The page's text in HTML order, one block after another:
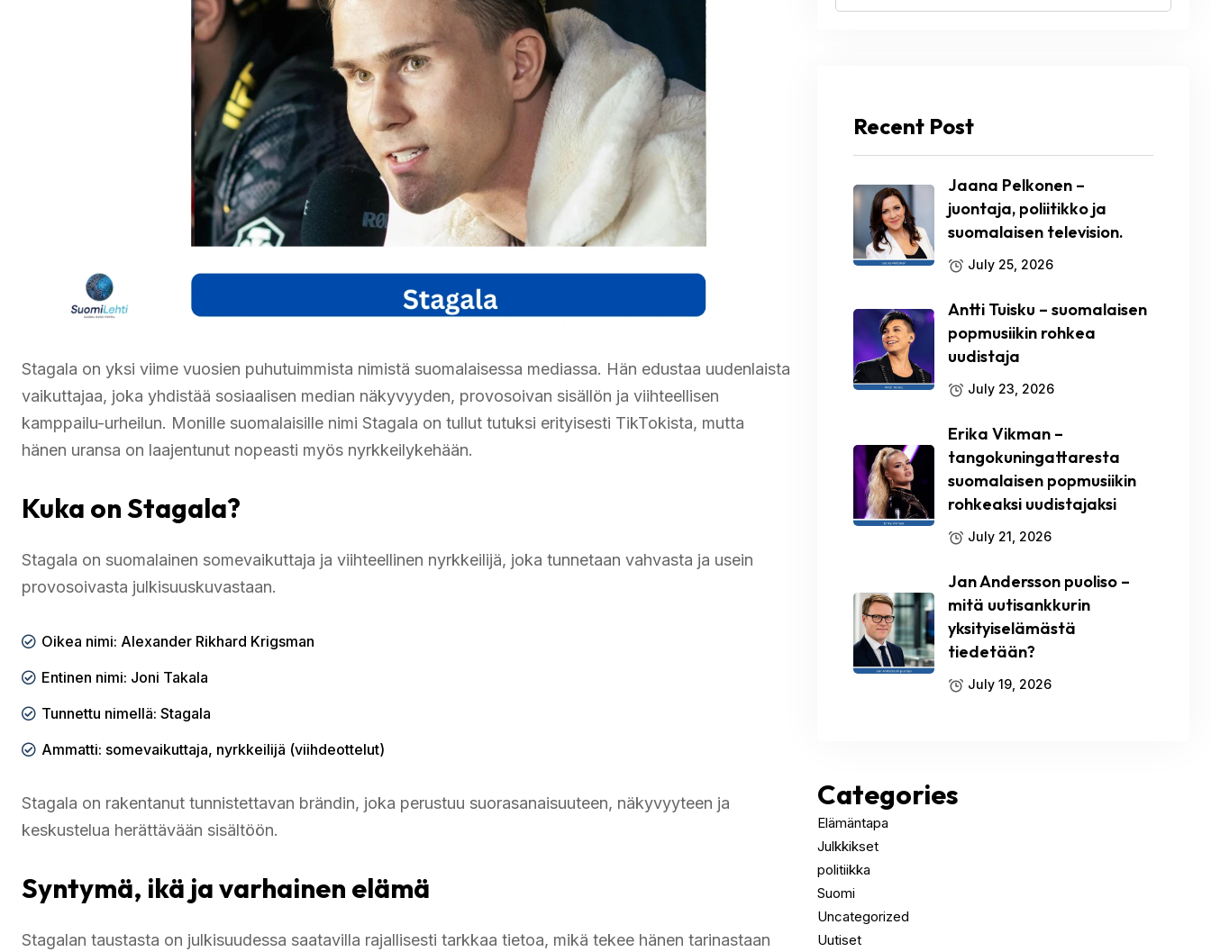
Stagala on yksi viime vuosien puhutuimmista nimistä suomalaisessa mediassa. Hän edustaa uudenlaista
vaikuttajaa, joka yhdistää sosiaalisen median näkyvyyden, provosoivan sisällön ja viihteellisen
kamppailu-urheilun. Monille suomalaisille nimi Stagala on tullut tutuksi erityisesti TikTokista, mutta
hänen uransa on laajentunut nopeasti myös nyrkkeilykehään.
Kuka on Stagala?
Stagala on suomalainen somevaikuttaja ja viihteellinen nyrkkeilijä, joka tunnetaan vahvasta ja usein
provosoivasta julkisuuskuvastaan.
Oikea nimi: Alexander Rikhard Krigsman
Entinen nimi: Joni Takala
Tunnettu nimellä: Stagala
Ammatti: somevaikuttaja, nyrkkeilijä (viihdeottelut)
Stagala on rakentanut tunnistettavan brändin, joka perustuu suorasanaisuuteen, näkyvyyteen ja
keskustelua herättävään sisältöön.
Syntymä, ikä ja varhainen elämä
Stagalan taustasta on julkisuudessa saatavilla rajallisesti tarkkaa tietoa, mikä tekee hänen tarinastaan
Recent Post
Jaana Pelkonen –
juontaja, poliitikko ja
suomalaisen television.
July 25, 2026
Antti Tuisku – suomalaisen
popmusiikin rohkea
uudistaja
July 23, 2026
Erika Vikman –
tangokuningattaresta
suomalaisen popmusiikin
rohkeaksi uudistajaksi
July 21, 2026
Jan Andersson puoliso –
mitä uutisankkurin
yksityiselämästä
tiedetään?
July 19, 2026
Categories
Elämäntapa
Julkkikset
politiikka
Suomi
Uncategorized
Uutiset